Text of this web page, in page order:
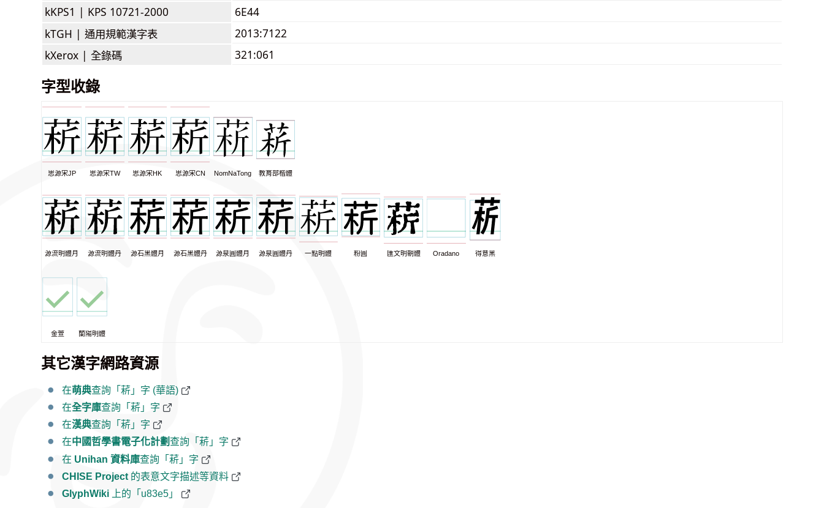
kKPS1 | KPS 10721-2000
6E44
kTGH | 通用規範漢字表
2013:7122
kXerox | 全錄碼 321:061
字型收錄
思源宋JP 思源宋TW 思源宋HK 思源宋CN NomNaTong 教育部楷體
源流明體月 源流明體丹 源石黑體月 源石黑體丹 源泉圓體月 源泉圓體丹 一點明體 粉圓 匯文明朝體 Oradano 得意黑
金萱 蘭陽明體
其它漢字網路資源
在萌典查詢「菥」字 (華語)
在全字庫查詢「菥」字
在漢典查詢「菥」字
在中國哲學書電子化計劃 查詢「菥」字
在 Unihan 資料庫查詢「菥」字
CHISE Project 的表意文字描述等資料
GlyphWiki 上的「u83e5」